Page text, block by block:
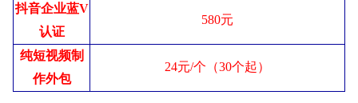
抖音企业蓝V
认证
580元
纯短视频制
作外包
24元/个（30个起）